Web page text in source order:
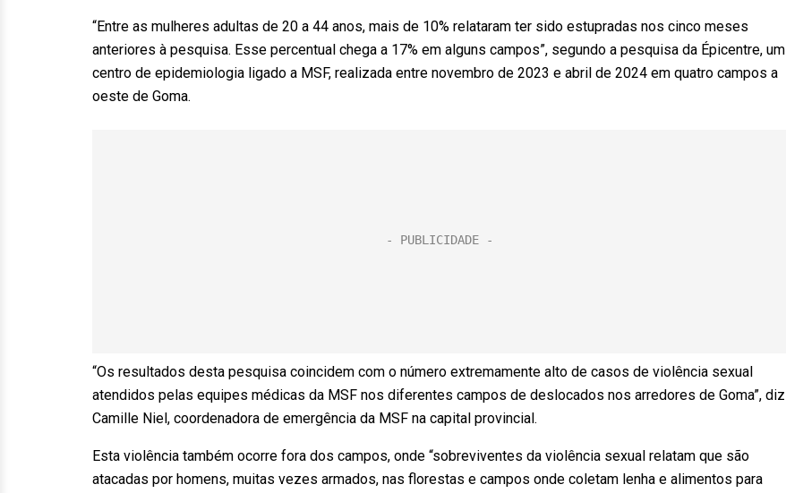
“Entre as mulheres adultas de 20 a 44 anos, mais de 10% relataram ter sido estupradas nos cinco meses
anteriores à pesquisa. Esse percentual chega a 17% em alguns campos”, segundo a pesquisa da Épicentre, um
centro de epidemiologia ligado a MSF, realizada entre novembro de 2023 e abril de 2024 em quatro campos a
oeste de Goma.
“Os resultados desta pesquisa coincidem com o número extremamente alto de casos de violência sexual
atendidos pelas equipes médicas da MSF nos diferentes campos de deslocados nos arredores de Goma”, diz
Camille Niel, coordenadora de emergência da MSF na capital provincial.
Esta violência também ocorre fora dos campos, onde “sobreviventes da violência sexual relatam que são
atacadas por homens, muitas vezes armados, nas florestas e campos onde coletam lenha e alimentos para